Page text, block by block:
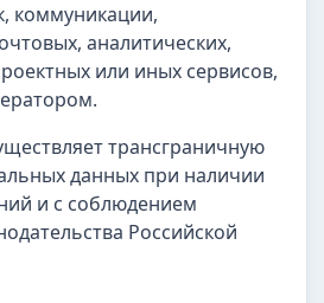
коммуникации,
аналитических,
или иных сервисов,
трансграничную
данных при наличии
и с соблюдением
Российской